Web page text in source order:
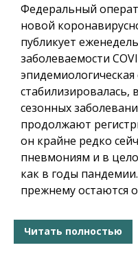
Федеральный
новой
публикует
заболеваемости
эпидемиологическая
стабилизировалась,
сезонных
продолжают
он крайне редко
пневмониям и в
как в годы
прежнему остаются
Читать полностью